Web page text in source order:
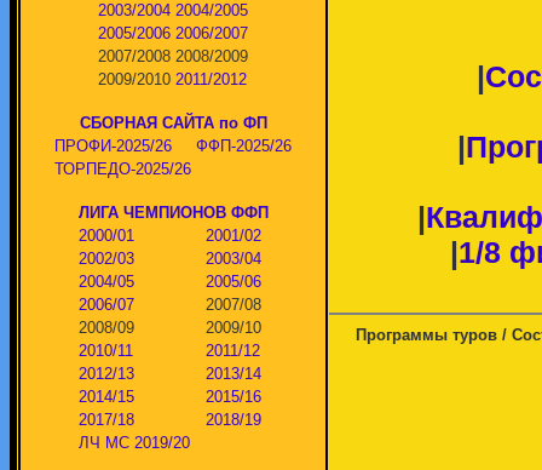
2003/2004 2004/2005
2005/2006 2006/2007
2007/2008 2008/2009
2009/2010 2011/2012
СБОРНАЯ САЙТА по ФП
ПРОФИ-2025/26
ФФП-2025/26
ТОРПЕДО-2025/26
ЛИГА ЧЕМПИОНОВ ФФП
2000/01
2001/02
2002/03
2003/04
2004/05
2005/06
2006/07
2007/08
2008/09
2009/10
2010/11
2011/12
2012/13
2013/14
2014/15
2015/16
2017/18
2018/19
ЛЧ МС 2019/20
|
|
|
|1/8
Программы туров /